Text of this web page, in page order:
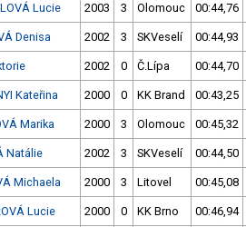
Lucie 2003 3 Olomouc 00:44,76
Denisa 2002 3 SKVeselí 00:44,93
2002 0 Č.Lípa 00:44,70
Kateřina 2000 0 KK Brand 00:43,25
Marika 2000 3 Olomouc 00:45,32
Natálie 2002 3 SKVeselí 00:44,50
Michaela 2000 3 Litovel 00:45,08
Lucie 2000 0 KK Brno 00:46,94